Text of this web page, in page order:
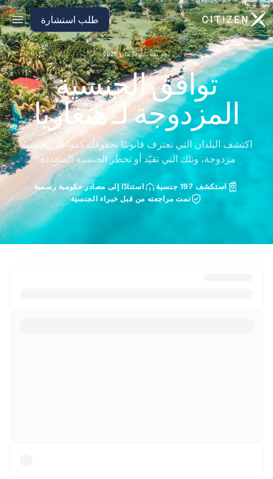
الانتقال إلى الصفحة الرئيسية لـ CitizenX طلب استشارة
آخر تحديث: 19 مايو 2026
توافق الجنسية
المزدوجة لـ هنغاريا
اكتشف البلدان التي تعترف قانونيًا بحقوقك كمواطن بجنسية
مزدوجة، وتلك التي تقيّد أو تحظر الجنسية المتعددة.
استكشف 197 جنسية
استنادًا إلى مصادر حكومية رسمية
تمت مراجعته من قبل خبراء الجنسية